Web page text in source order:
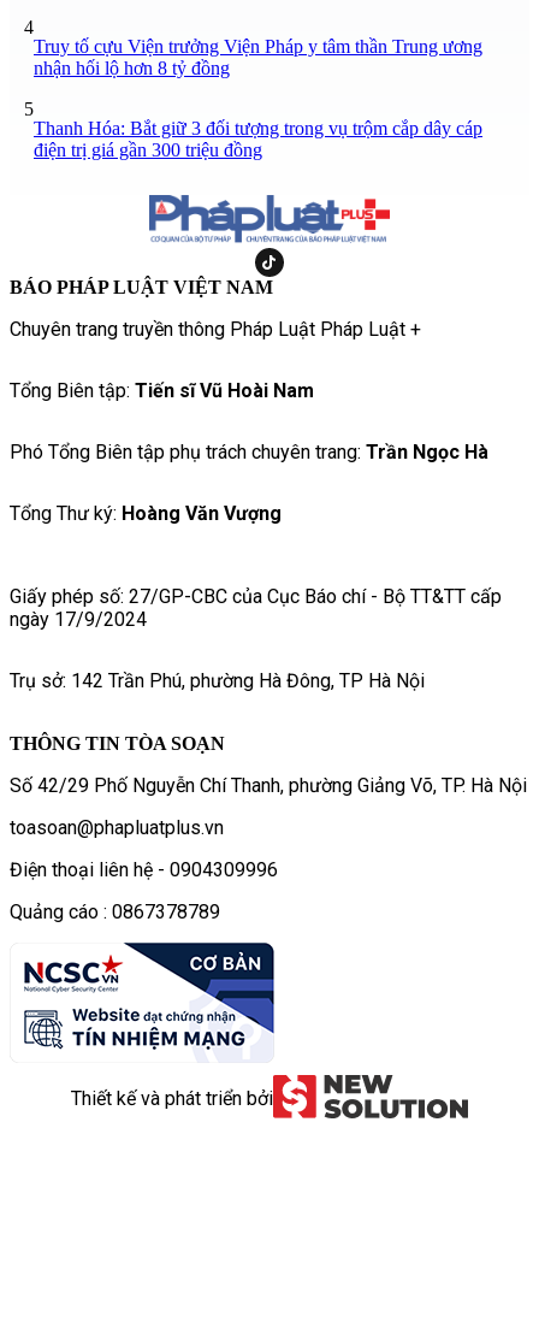
4
Truy tố cựu Viện trưởng Viện Pháp y tâm thần Trung ương
nhận hối lộ hơn 8 tỷ đồng
5
Thanh Hóa: Bắt giữ 3 đối tượng trong vụ trộm cắp dây cáp
điện trị giá gần 300 triệu đồng
BÁO PHÁP LUẬT VIỆT NAM
Chuyên trang truyền thông Pháp Luật Pháp Luật +
Tổng Biên tập: Tiến sĩ Vũ Hoài Nam
Phó Tổng Biên tập phụ trách chuyên trang: Trần Ngọc Hà
Tổng Thư ký: Hoàng Văn Vượng
Giấy phép số: 27/GP-CBC của Cục Báo chí - Bộ TT&TT cấp
ngày 17/9/2024
Trụ sở: 142 Trần Phú, phường Hà Đông, TP Hà Nội
THÔNG TIN TÒA SOẠN
Số 42/29 Phố Nguyễn Chí Thanh, phường Giảng Võ, TP. Hà Nội
toasoan@phapluatplus.vn
Điện thoại liên hệ - 0904309996
Quảng cáo : 0867378789
Thiết kế và phát triển bởi